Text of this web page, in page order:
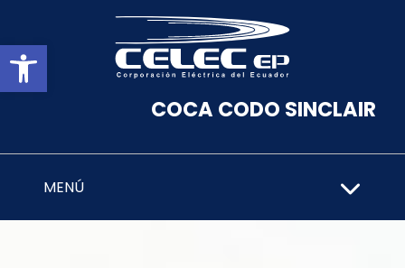
Abrir barra de herramientas
COCA CODO SINCLAIR
MENÚ